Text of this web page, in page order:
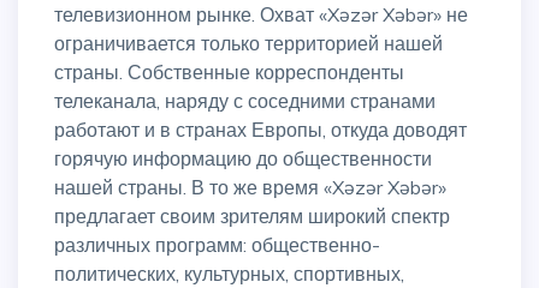
телевизионном рынке. Охват «Xəzər Xəbər» не
ограничивается только территорией нашей
страны. Собственные корреспонденты
телеканала, наряду с соседними странами
работают и в странах Европы, откуда доводят
горячую информацию до общественности
нашей страны. В то же время «Xəzər Xəbər»
предлагает своим зрителям широкий спектр
различных программ: общественно-
политических, культурных, спортивных,